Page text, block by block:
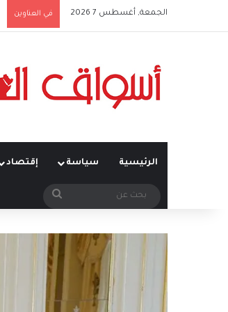
الجمعة, أغسطس 7 2026 في العناوين
الرئيسية سياسة إقتصاد
بحث